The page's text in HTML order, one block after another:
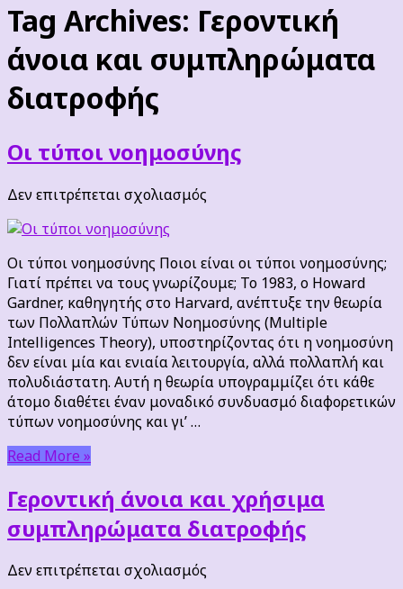
Tag Archives: Γεροντική
άνοια και συμπληρώματα
διατροφής
Οι τύποι νοημοσύνης
Δεν επιτρέπεται σχολιασμός
νοημοσύνης
Οι τύποι νοημοσύνης Ποιοι είναι οι τύποι νοημοσύνης;
Γιατί πρέπει να τους γνωρίζουμε; Το 1983, ο Howard
Gardner, καθηγητής στο Harvard, ανέπτυξε την θεωρία
των Πολλαπλών Τύπων Νοημοσύνης (Multiple
Intelligences Theory), υποστηρίζοντας ότι η νοημοσύνη
δεν είναι μία και ενιαία λειτουργία, αλλά πολλαπλή και
πολυδιάστατη. Αυτή η θεωρία υπογραμμίζει ότι κάθε
άτομο διαθέτει έναν μοναδικό συνδυασμό διαφορετικών
τύπων νοημοσύνης και γι’ …
Read More »
Γεροντική άνοια και χρήσιμα
συμπληρώματα διατροφής
Δεν επιτρέπεται σχολιασμός